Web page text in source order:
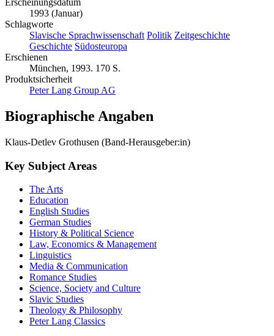
Erscheinungsdatum
1993 (Januar)
Schlagworte
Slavische Sprachwissenschaft Politik Zeitgeschichte
Geschichte Südosteuropa
Erschienen
München, 1993. 170 S.
Produktsicherheit
Peter Lang Group AG
Biographische Angaben
Klaus-Detlev Grothusen (Band-Herausgeber:in)
Key Subject Areas
The Arts
Education
English Studies
German Studies
History & Political Science
Law, Economics & Management
Linguistics
Media & Communication
Romance Studies
Science, Society and Culture
Slavic Studies
Theology & Philosophy
Peter Lang Classics